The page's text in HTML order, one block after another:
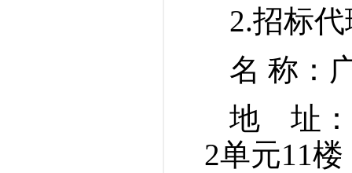
2.招标代
名 称：
地 址：
2单元11楼